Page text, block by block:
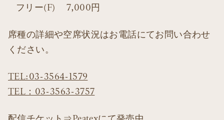
フリー(F) 7,000円
席種の詳細や空席状況はお電話にてお問い合わせ
ください。
TEL:03-3564-1579
TEL：03-3563-3757